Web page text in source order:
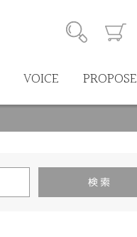
VOICE PROPOSE